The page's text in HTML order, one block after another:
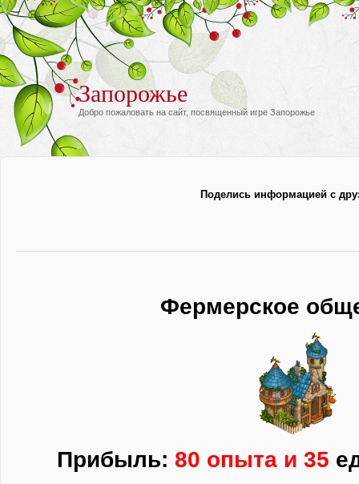
Запорожье
Добро пожаловать на сайт, посвященный игре Запорожье
Поделись информацией с
Фермерское
Прибыль: 80 опыта и 35